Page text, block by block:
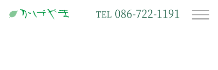
TEL 086-722-1191